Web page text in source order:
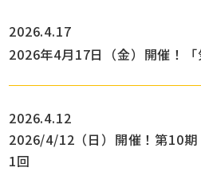
2026.4.17
2026年4月17日（金）開催！「
2026.4.12
2026/4/12（日）開催！第10期
1回